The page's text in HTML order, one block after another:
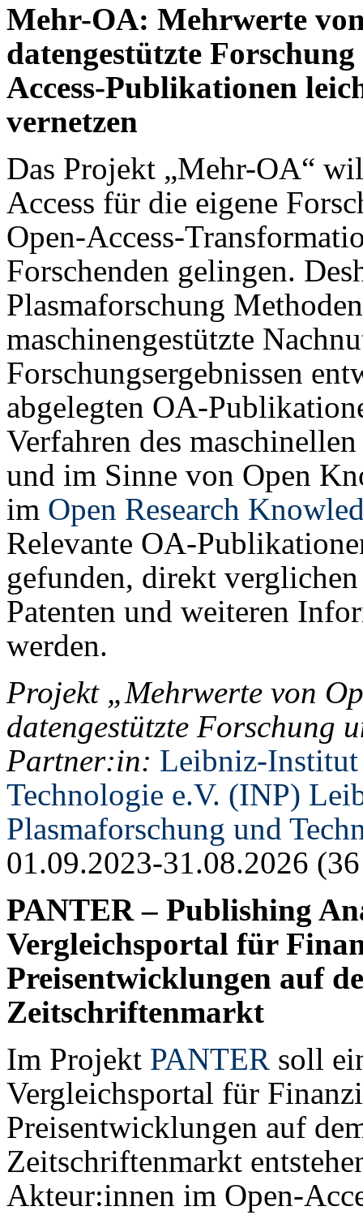
Mehr-OA: Mehrwerte
datengestützte
Access-Publikationen
vernetzen
Das Projekt „Mehr-OA“
Access für die eigene
Open-Access-
Forschenden gelingen.
Plasmaforschung
maschinengestützte
Forschungsergebnissen
abgelegten OA-
Verfahren des
und im Sinne von Open
im Open Research
Relevante OA-
gefunden, direkt
Patenten und weiteren
werden.
Projekt „Mehrwerte von
datengestützte Forschung
Partner:in: Leibniz-Institut
Technologie e.V. (INP)
Plasmaforschung und
01.09.2023-31.08.2026
PANTER – Publishing
Vergleichsportal für
Preisentwicklungen auf
Zeitschriftenmarkt
Im Projekt PANTER soll
Vergleichsportal für
Preisentwicklungen auf
Zeitschriftenmarkt
Akteur:innen im Open-